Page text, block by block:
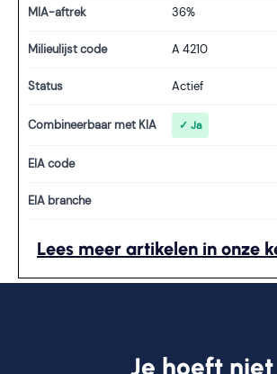
MIA-aftrek 36%
Milieulijst code A 4210
Status Actief
Combineerbaar met KIA ✓ Ja
EIA code
EIA branche
Lees meer artikelen in onze
Je hoeft niet